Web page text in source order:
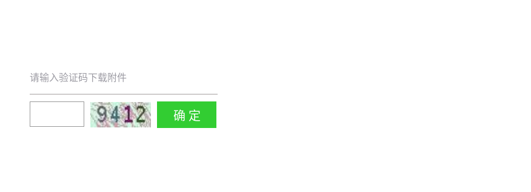
请输入验证码下载附件